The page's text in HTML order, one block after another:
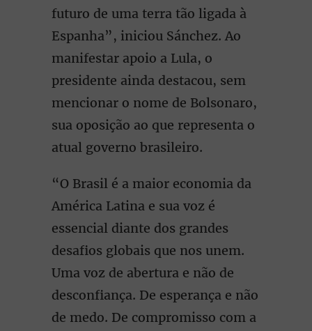
futuro de uma terra tão ligada à
Espanha”, iniciou Sánchez. Ao
manifestar apoio a Lula, o
presidente ainda destacou, sem
mencionar o nome de Bolsonaro,
sua oposição ao que representa o
atual governo brasileiro.
“O Brasil é a maior economia da
América Latina e sua voz é
essencial diante dos grandes
desafios globais que nos unem.
Uma voz de abertura e não de
desconfiança. De esperança e não
de medo. De compromisso com a